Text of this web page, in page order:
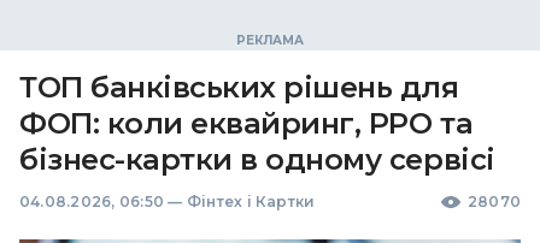
ТОП банківських рішень для
ФОП: коли еквайринг, РРО та
бізнес-картки в одному сервісі
04.08.2026, 06:50 — Фінтех і Картки 28070